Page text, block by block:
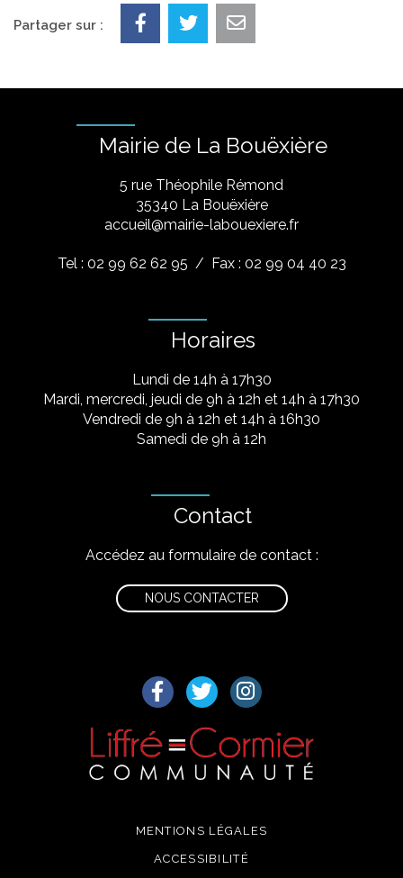
Partager sur :
Mairie de La Bouëxière
5 rue Théophile Rémond
​35340 La Bouëxière
accueil@mairie-labouexiere.fr
Tel : 02 99 62 62 95 / Fax : 02 99 04 40 23
Horaires
Lundi de 14h à 17h30
Mardi, mercredi, jeudi de 9h à 12h et 14h à 17h30
Vendredi de 9h à 12h et 14h à 16h30
Samedi de 9h à 12h
Contact
Accédez au formulaire de contact :
NOUS CONTACTER
Lien vers le compte Facebook
Lien vers le compte Twitter
Lien vers le compte
MENTIONS LÉGALES
ACCESSIBILITÉ